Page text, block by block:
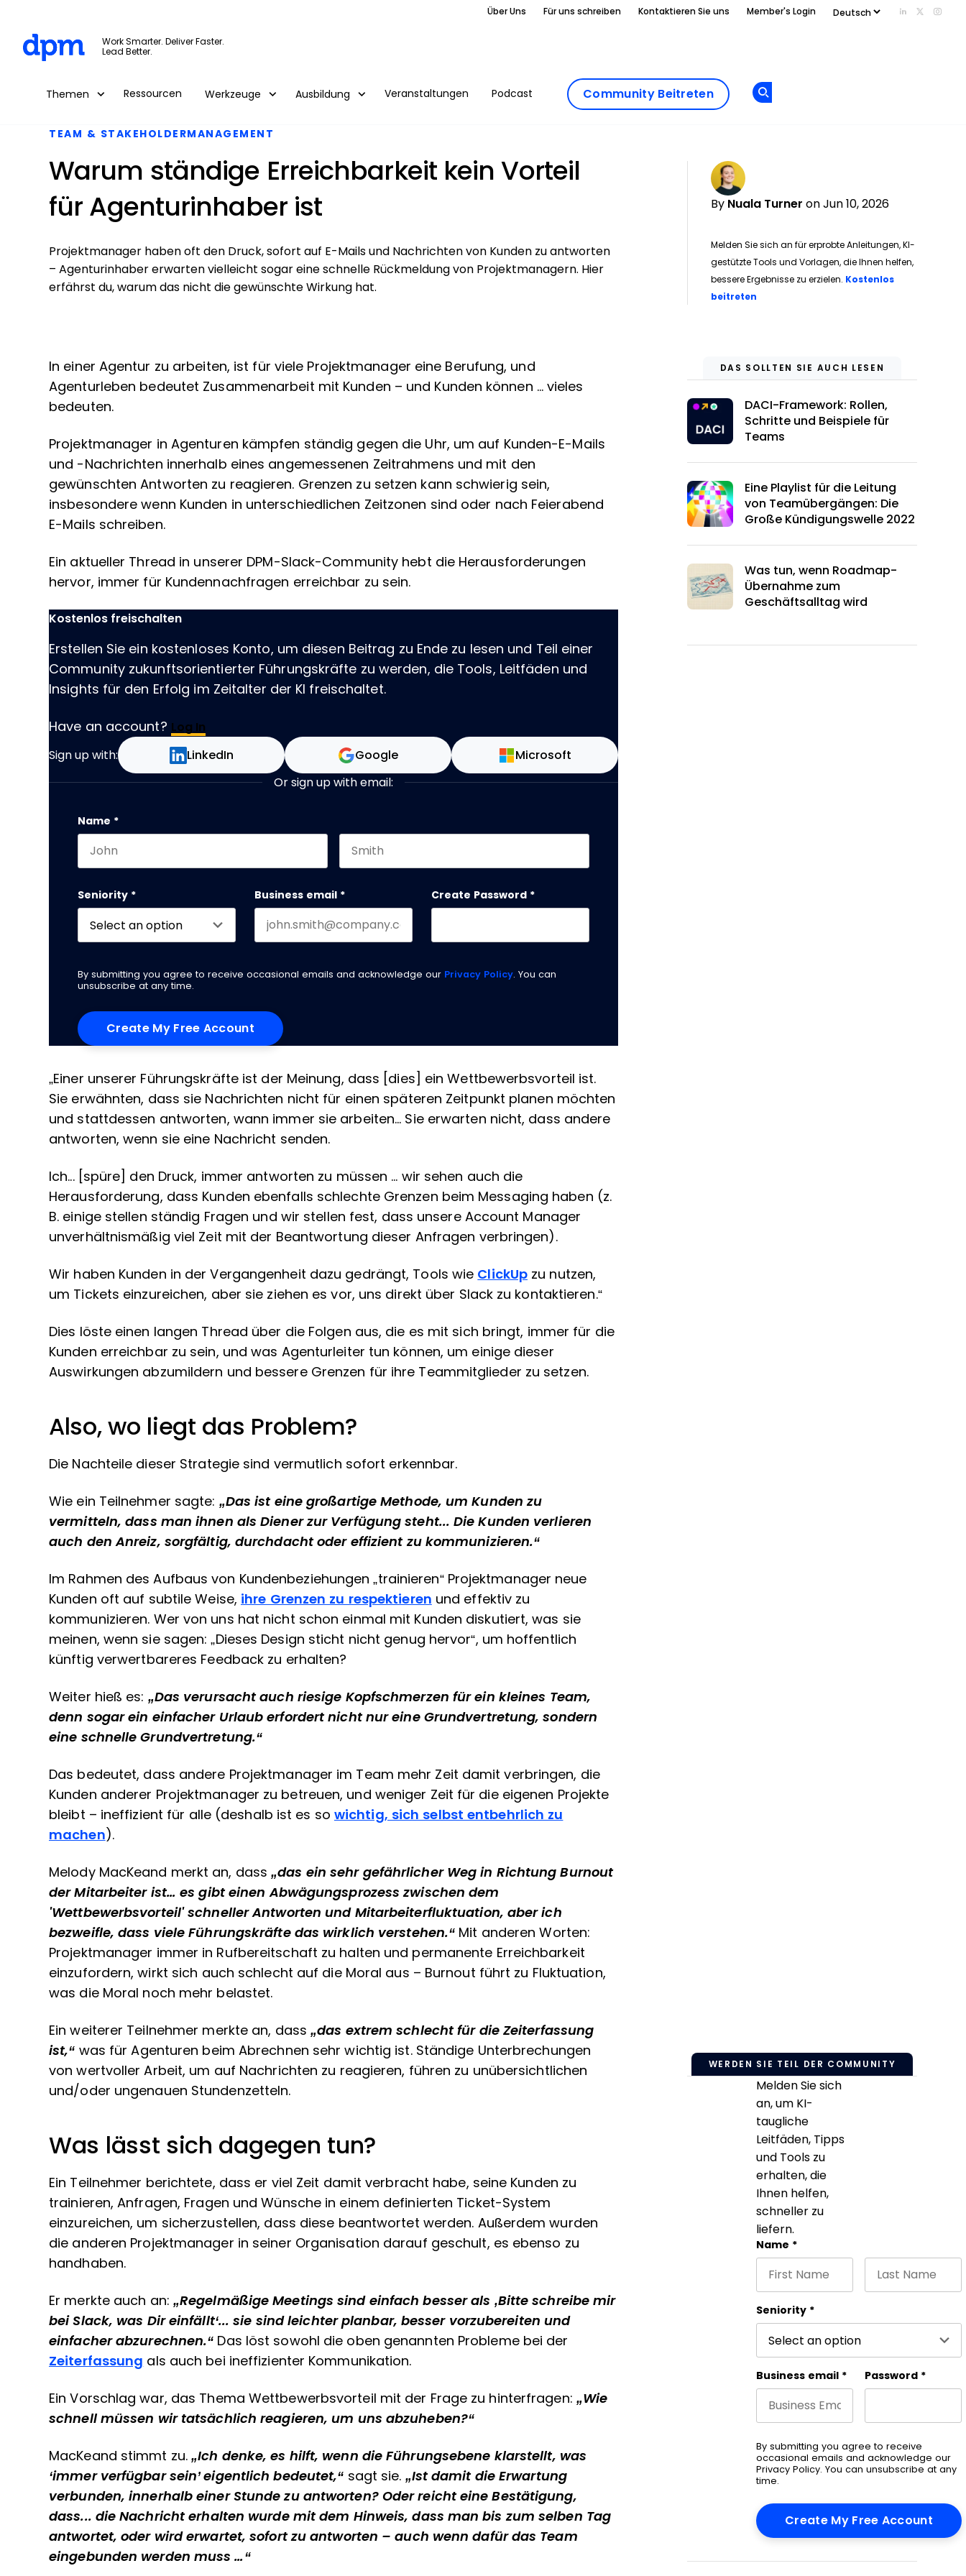
Skip to main content
Über Uns Für uns schreiben Kontaktieren Sie uns Member's Login Add us on
Follow
Work Smarter. Deliver Faster.
Lead Better.
Themen Ressourcen Werkzeuge Ausbildung Veranstaltungen Podcast Community Beitreten
TEAM & STAKEHOLDERMANAGEMENT
Warum ständige Erreichbarkeit kein Vorteil
für Agenturinhaber ist
By Nuala Turner on Jun 10, 2026
Melden Sie sich an für erprobte Anleitungen, KI-
gestützte Tools und Vorlagen, die Ihnen helfen,
bessere Ergebnisse zu erzielen. Kostenlos
beitreten
Projektmanager haben oft den Druck, sofort auf E-Mails und Nachrichten von Kunden zu antworten
– Agenturinhaber erwarten vielleicht sogar eine schnelle Rückmeldung von Projektmanagern. Hier
erfährst du, warum das nicht die gewünschte Wirkung hat.
In einer Agentur zu arbeiten, ist für viele Projektmanager eine Berufung, und
Agenturleben bedeutet Zusammenarbeit mit Kunden – und Kunden können … vieles
bedeuten.
Projektmanager in Agenturen kämpfen ständig gegen die Uhr, um auf Kunden-E-Mails
und -Nachrichten innerhalb eines angemessenen Zeitrahmens und mit den
gewünschten Antworten zu reagieren. Grenzen zu setzen kann schwierig sein,
insbesondere wenn Kunden in unterschiedlichen Zeitzonen sind oder nach Feierabend
E-Mails schreiben.
Ein aktueller Thread in unserer DPM-Slack-Community hebt die Herausforderungen
hervor, immer für Kundennachfragen erreichbar zu sein.
Kostenlos freischalten
Erstellen Sie ein kostenloses Konto, um diesen Beitrag zu Ende zu lesen und Teil einer
Community zukunftsorientierter Führungskräfte zu werden, die Tools, Leitfäden und
Insights für den Erfolg im Zeitalter der KI freischaltet.
Have an account? Log In
Sign up with: LinkedIn Google Microsoft
Or sign up with email:
Email
Name *
Seniority * Business email * Create Password *
By submitting you agree to receive occasional emails and acknowledge our Privacy Policy. You can
unsubscribe at any time.
„Einer unserer Führungskräfte ist der Meinung, dass [dies] ein Wettbewerbsvorteil ist.
Sie erwähnten, dass sie Nachrichten nicht für einen späteren Zeitpunkt planen möchten
und stattdessen antworten, wann immer sie arbeiten... Sie erwarten nicht, dass andere
antworten, wenn sie eine Nachricht senden.
Ich... [spüre] den Druck, immer antworten zu müssen ... wir sehen auch die
Herausforderung, dass Kunden ebenfalls schlechte Grenzen beim Messaging haben (z.
B. einige stellen ständig Fragen und wir stellen fest, dass unsere Account Manager
unverhältnismäßig viel Zeit mit der Beantwortung dieser Anfragen verbringen).
Wir haben Kunden in der Vergangenheit dazu gedrängt, Tools wie ClickUp zu nutzen,
um Tickets einzureichen, aber sie ziehen es vor, uns direkt über Slack zu kontaktieren.“
Dies löste einen langen Thread über die Folgen aus, die es mit sich bringt, immer für die
Kunden erreichbar zu sein, und was Agenturleiter tun können, um einige dieser
Auswirkungen abzumildern und bessere Grenzen für ihre Teammitglieder zu setzen.
Also, wo liegt das Problem?
Die Nachteile dieser Strategie sind vermutlich sofort erkennbar.
Wie ein Teilnehmer sagte: „Das ist eine großartige Methode, um Kunden zu
vermitteln, dass man ihnen als Diener zur Verfügung steht... Die Kunden verlieren
auch den Anreiz, sorgfältig, durchdacht oder effizient zu kommunizieren.“
Im Rahmen des Aufbaus von Kundenbeziehungen „trainieren“ Projektmanager neue
Kunden oft auf subtile Weise, ihre Grenzen zu respektieren und effektiv zu
kommunizieren. Wer von uns hat nicht schon einmal mit Kunden diskutiert, was sie
meinen, wenn sie sagen: „Dieses Design sticht nicht genug hervor“, um hoffentlich
künftig verwertbareres Feedback zu erhalten?
Weiter hieß es: „Das verursacht auch riesige Kopfschmerzen für ein kleines Team,
denn sogar ein einfacher Urlaub erfordert nicht nur eine Grundvertretung, sondern
eine schnelle Grundvertretung.“
Das bedeutet, dass andere Projektmanager im Team mehr Zeit damit verbringen, die
Kunden anderer Projektmanager zu betreuen, und weniger Zeit für die eigenen Projekte
bleibt – ineffizient für alle (deshalb ist es so wichtig, sich selbst entbehrlich zu
machen ).
Melody MacKeand merkt an, dass„das ein sehr gefährlicher Weg in Richtung Burnout
der Mitarbeiter ist… es gibt einen Abwägungsprozess zwischen dem
'Wettbewerbsvorteil' schneller Antworten und Mitarbeiterfluktuation, aber ich
bezweifle, dass viele Führungskräfte das wirklich verstehen.“ Mit anderen Worten:
Projektmanager immer in Rufbereitschaft zu halten und permanente Erreichbarkeit
einzufordern, wirkt sich auch schlecht auf die Moral aus – Burnout führt zu Fluktuation,
was die Moral noch mehr belastet.
Ein weiterer Teilnehmer merkte an, dass „das extrem schlecht für die Zeiterfassung
ist,“ was für Agenturen beim Abrechnen sehr wichtig ist. Ständige Unterbrechungen
von wertvoller Arbeit, um auf Nachrichten zu reagieren, führen zu unübersichtlichen
und/oder ungenauen Stundenzetteln.
Was lässt sich dagegen tun?
Ein Teilnehmer berichtete, dass er viel Zeit damit verbracht habe, seine Kunden zu
trainieren, Anfragen, Fragen und Wünsche in einem definierten Ticket-System
einzureichen, um sicherzustellen, dass diese beantwortet werden. Außerdem wurden
die anderen Projektmanager in seiner Organisation darauf geschult, es ebenso zu
handhaben.
Er merkte auch an: „Regelmäßige Meetings sind einfach besser als ‚Bitte schreibe mir
bei Slack, was Dir einfällt‘... sie sind leichter planbar, besser vorzubereiten und
einfacher abzurechnen.“ Das löst sowohl die oben genannten Probleme bei der
Zeiterfassung als auch bei ineffizienter Kommunikation.
Ein Vorschlag war, das Thema Wettbewerbsvorteil mit der Frage zu hinterfragen: „Wie
schnell müssen wir tatsächlich reagieren, um uns abzuheben?“
MacKeand stimmt zu.„Ich denke, es hilft, wenn die Führungsebene klarstellt, was
‘immer verfügbar sein’ eigentlich bedeutet,“ sagt sie. „Ist damit die Erwartung
verbunden, innerhalb einer Stunde zu antworten? Oder reicht eine Bestätigung,
dass... die Nachricht erhalten wurde mit dem Hinweis, dass man bis zum selben Tag
antwortet, oder wird erwartet, sofort zu antworten – auch wenn dafür das Team
eingebunden werden muss …“
DAS SOLLTEN SIE AUCH LESEN
DACI-Framework: Rollen,
Schritte und Beispiele für
Teams
Eine Playlist für die Leitung
von Teamübergängen: Die
Große Kündigungswelle 2022
Was tun, wenn Roadmap-
Übernahme zum
Geschäftsalltag wird
WERDEN SIE TEIL DER COMMUNITY
Melden Sie sich
an, um KI-
taugliche
Leitfäden, Tipps
und Tools zu
erhalten, die
Ihnen helfen,
schneller zu
liefern.
Facebook
This field is for validation
Name *
Seniority *
Business email * Password *
By submitting you agree to receive
occasional emails and acknowledge our
Privacy Policy . You can unsubscribe at any
time.